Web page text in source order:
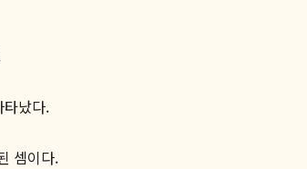
났다.
셈이다.